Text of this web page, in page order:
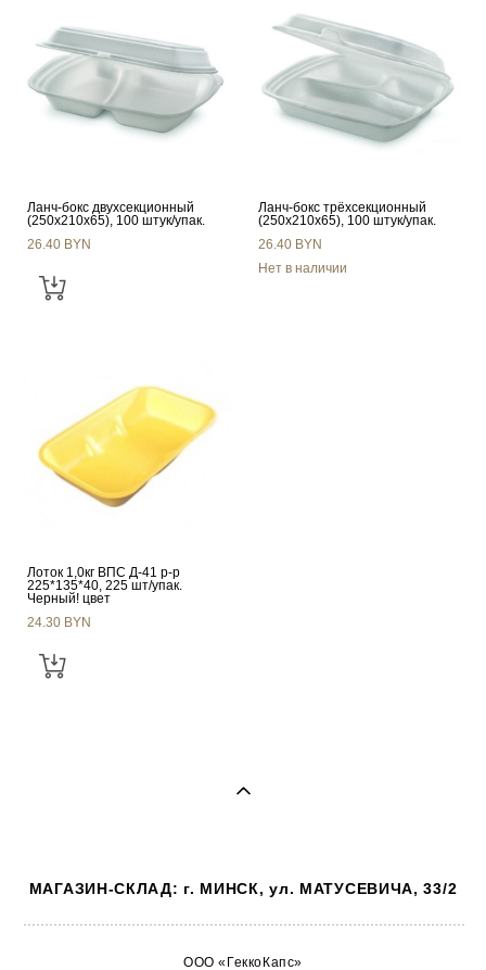
Ланч-бокс двухсекционный
(250x210x65), 100 штук/упак.
26.40 BYN
Ланч-бокс трёхсекционный
(250x210x65), 100 штук/упак.
26.40 BYN
Нет в наличии
Лоток 1,0кг ВПС Д-41 р-р
225*135*40, 225 шт/упак.
Черный! цвет
24.30 BYN
МАГАЗИН-СКЛАД: г. МИНСК, ул. МАТУСЕВИЧА, 33/2
ООО «ГеккоКапс»